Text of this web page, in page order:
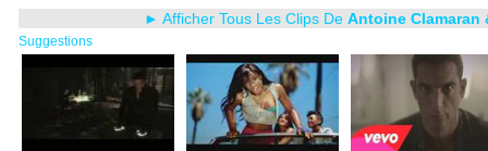
► Afficher Tous Les Clips De Antoine Clamaran
Suggestions